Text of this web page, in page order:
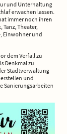
und Unterhaltung
erwachen lassen.
immer noch ihren
Tanz, Theater,
Einwohner und
dem Verfall zu
Denkmal zu
Stadtverwaltung
und
Sanierungsarbeiten